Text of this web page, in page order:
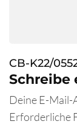
CB-K22/
Schreibe
Deine E-
Erforderliche